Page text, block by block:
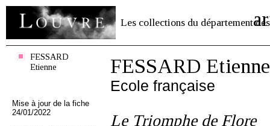
Les collections du département des
FESSARD
Etienne
Mise à jour de la fiche
24/01/2022
FESSARD Etienne
Ecole française
Le Triomphe de Flore